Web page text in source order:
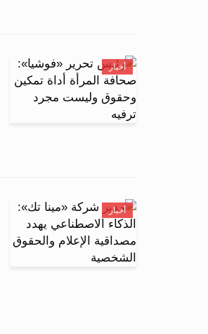
أخبار
أخبار